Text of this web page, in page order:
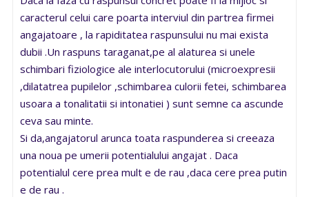
caracterul celui care poarta interviul din partrea firmei
angajatoare , la rapiditatea raspunsului nu mai exista
dubii .Un raspuns taraganat,pe al alaturea si unele
schimbari fiziologice ale interlocutorului (microexpresii
,dilatatrea pupilelor ,schimbarea culorii fetei, schimbarea
usoara a tonalitatii si intonatiei ) sunt semne ca ascunde
ceva sau minte.
Si da,angajatorul arunca toata raspunderea si creeaza
una noua pe umerii potentialului angajat . Daca
potentialul cere prea mult e de rau ,daca cere prea putin
e de rau .